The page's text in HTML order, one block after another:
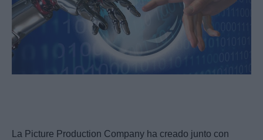
La Picture Production Company ha creado junto con